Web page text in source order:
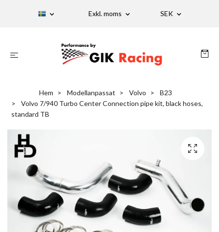
Exkl. moms SEK
Hem Modellanpassat Volvo
B23
Volvo 7/940 Turbo Center Connection pipe kit, black hoses,
standard TB